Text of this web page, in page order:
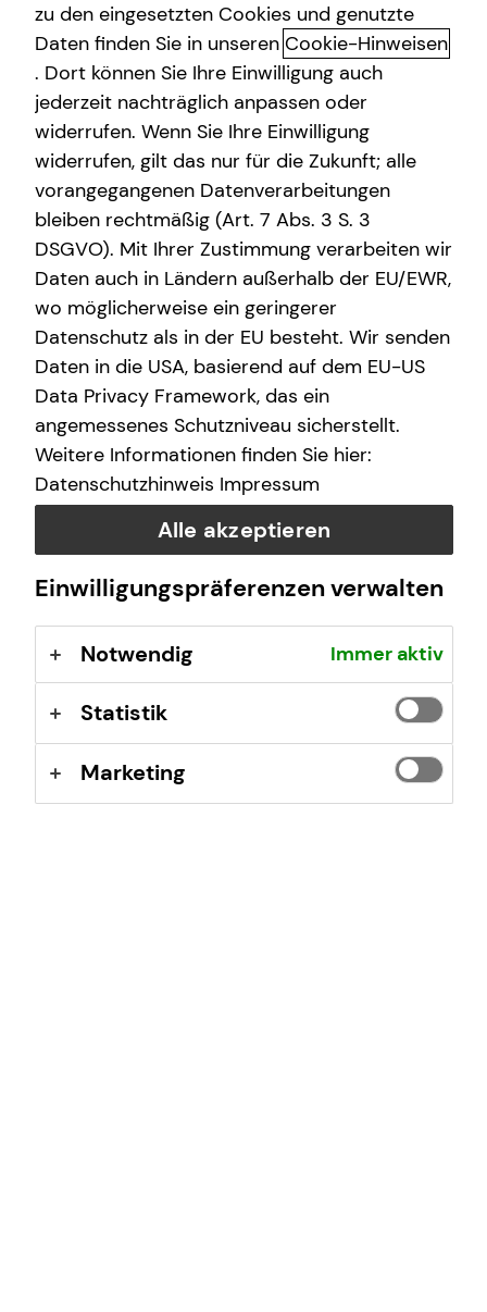
Erlaubnis nach § 34d GewO​
Aufsichtsbehörde:
IHK Halle-Dessau
Franckestraße 5
06110 Halle (Saale)
Registrierungsnummer: D-86K0-QXPB0-48
Berufsbezeichnung: Versicherungsvertreter mit Erlaubnis
nach § 34 d Abs. 1 GewO Bundesrepublik Deutschland
Berufsrechtliche Regelungen: § 34 d Gewerbeordnung
Versicherungsvertrag (VVG), Verordnung über die
Versicherungsvermittlung und -beratung (VersVermV),
abrufbar unterwww.gesetze-im-internet.de
Erlaubnis nach § 34f GewO ​
Aufsichtsbehörde:
Stadt Halle (Saale) Fachbereich Sicherheit Team
Gewerbe
Neustädter Passage 6
06122 Halle (Saale)
Berufsbezeichnung: Finanzanlagenvermittler nach § 34f
Abs. 1 Satz 1 Nr. 1 GewO Bundesrepublik Deutschland
zu den eingesetzten Cookies und genutzte
Daten finden Sie in unseren Cookie-Hinweisen
. Dort können Sie Ihre Einwilligung auch
jederzeit nachträglich anpassen oder
widerrufen. Wenn Sie Ihre Einwilligung
widerrufen, gilt das nur für die Zukunft; alle
vorangegangenen Datenverarbeitungen
bleiben rechtmäßig (Art. 7 Abs. 3 S. 3
DSGVO). Mit Ihrer Zustimmung verarbeiten wir
Daten auch in Ländern außerhalb der EU/EWR,
wo möglicherweise ein geringerer
Datenschutz als in der EU besteht. Wir senden
Daten in die USA, basierend auf dem EU-US
Data Privacy Framework, das ein
angemessenes Schutzniveau sicherstellt.
Weitere Informationen finden Sie hier:
Datenschutzhinweis Impressum
Alle akzeptieren
Einwilligungspräferenzen verwalten
Notwendig Immer aktiv
Statistik
Marketing